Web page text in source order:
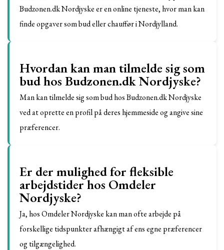
Budzonen.dk Nordjyske er en online tjeneste, hvor man kan
finde opgaver som bud eller chauffør i Nordjylland.
Hvordan kan man tilmelde sig som
bud hos Budzonen.dk Nordjyske?
Man kan tilmelde sig som bud hos Budzonen.dk Nordjyske
ved at oprette en profil på deres hjemmeside og angive sine
præferencer.
Er der mulighed for fleksible
arbejdstider hos Omdeler
Nordjyske?
Ja, hos Omdeler Nordjyske kan man ofte arbejde på
forskellige tidspunkter afhængigt af ens egne præferencer
og tilgængelighed.